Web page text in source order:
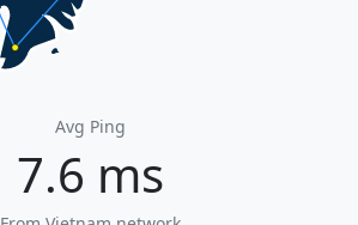
Avg Ping
7.6 ms